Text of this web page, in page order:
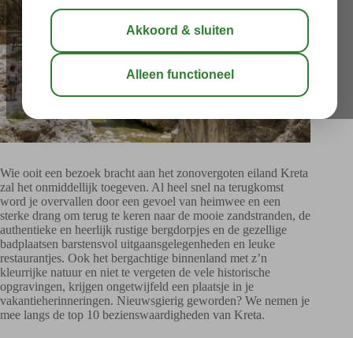
Wie ooit een bezoek bracht aan het zonovergoten eiland Kreta
zal het onmiddellijk toegeven. Al heel snel na terugkomst
word je overvallen door een gevoel van heimwee en een
sterke drang om terug te keren naar de mooie zandstranden, de
authentieke en heerlijk rustige bergdorpjes en de gezellige
badplaatsen barstensvol uitgaansgelegenheden en leuke
restaurantjes. Ook het bergachtige binnenland met z’n
kleurrijke natuur en niet te vergeten de vele historische
opgravingen, krijgen ongetwijfeld een plaatsje in je
vakantieherinneringen. Nieuwsgierig geworden? We nemen je
mee langs de top 10 bezienswaardigheden van Kreta.